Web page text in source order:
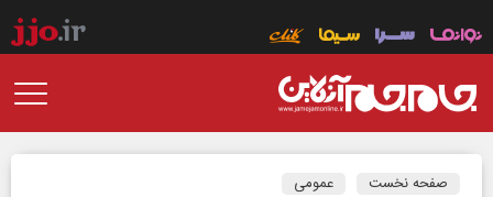
صفحه نخست عمومی